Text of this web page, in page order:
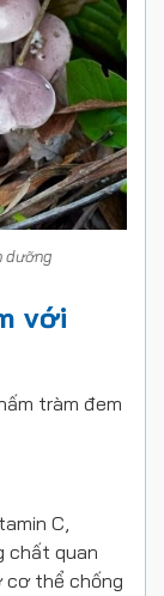
dưỡng
với
tràm đem
C,
chất quan
cơ thể chống